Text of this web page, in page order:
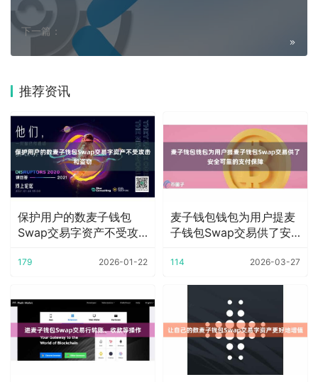
下一篇：
推荐资讯
保护用户的数麦子钱包
Swap交易字资产不受攻
179 2026-01-22
麦子钱包钱包为用户提麦
子钱包Swap交易供了安
114 2026-03-27